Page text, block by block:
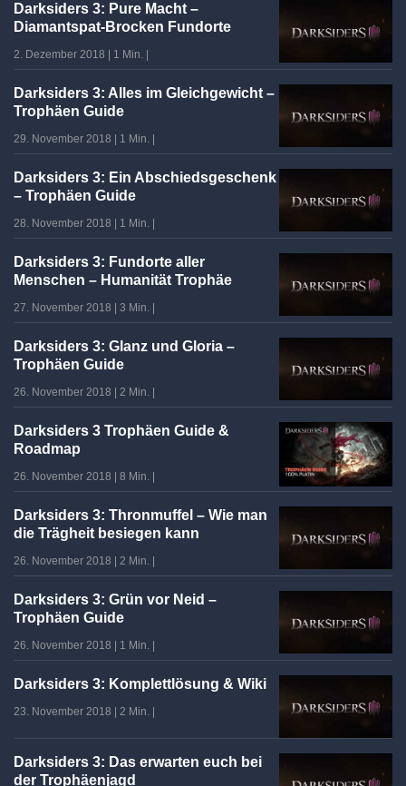
Darksiders 3: Pure Macht –
Diamantspat-Brocken Fundorte
2. Dezember 2018 1 Min.
Darksiders 3: Alles im Gleichgewicht –
Trophäen Guide
29. November 2018 1 Min.
Darksiders 3: Ein Abschiedsgeschenk
– Trophäen Guide
28. November 2018 1 Min.
Darksiders 3: Fundorte aller
Menschen – Humanität Trophäe
27. November 2018 3 Min.
Darksiders 3: Glanz und Gloria –
Trophäen Guide
26. November 2018 2 Min.
Darksiders 3 Trophäen Guide &
Roadmap
26. November 2018 8 Min.
Darksiders 3: Thronmuffel – Wie man
die Trägheit besiegen kann
26. November 2018 2 Min.
Darksiders 3: Grün vor Neid –
Trophäen Guide
26. November 2018 1 Min.
Darksiders 3: Komplettlösung & Wiki
23. November 2018 2 Min.
Darksiders 3: Das erwarten euch bei
der Trophäenjagd